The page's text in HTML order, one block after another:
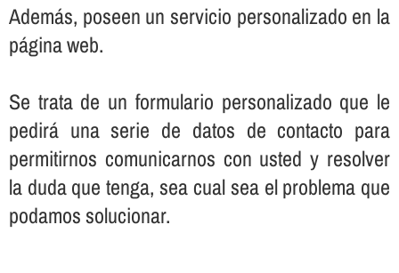
Además, poseen un servicio personalizado en la
página web.
Se trata de un formulario personalizado que le
pedirá una serie de datos de contacto para
permitirnos comunicarnos con usted y resolver
la duda que tenga, sea cual sea el problema que
podamos solucionar.